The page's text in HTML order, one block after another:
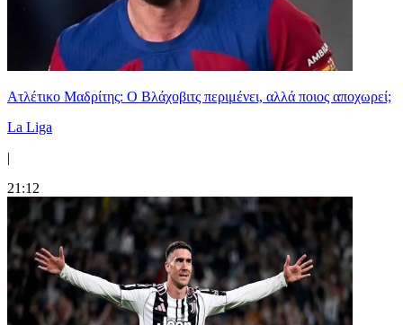
Ατλέτικο Μαδρίτης: Ο Βλάχοβιτς περιμένει, αλλά ποιος αποχωρεί;
La Liga
|
21:12